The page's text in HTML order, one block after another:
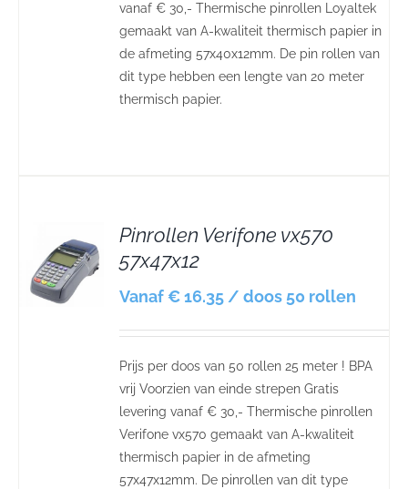
vanaf € 30,- Thermische pinrollen Loyaltek
gemaakt van A-kwaliteit thermisch papier in
de afmeting 57x40x12mm. De pin rollen van
dit type hebben een lengte van 20 meter
thermisch papier.
Pinrollen Verifone vx570
57x47x12
Vanaf € 16.35 / doos 50 rollen
Prijs per doos van 50 rollen 25 meter ! BPA
vrij Voorzien van einde strepen Gratis
levering vanaf € 30,- Thermische pinrollen
Verifone vx570 gemaakt van A-kwaliteit
thermisch papier in de afmeting
57x47x12mm. De pinrollen van dit type